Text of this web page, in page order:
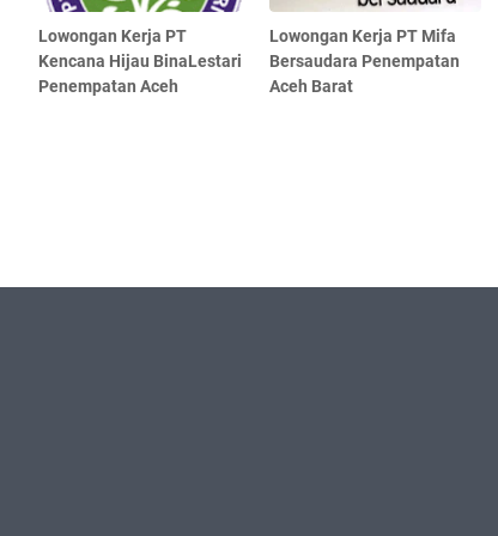
Lowongan Kerja PT
Kencana Hijau BinaLestari
Penempatan Aceh
Lowongan Kerja PT Mifa
Bersaudara Penempatan
Aceh Barat